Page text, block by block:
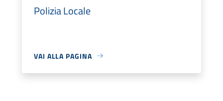
Polizia Locale
VAI ALLA PAGINA